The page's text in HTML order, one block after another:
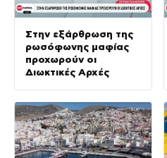
Στην εξάρθρωση της
ρωσόφωνης μαφίας
προχωρούν οι
Διωκτικές Αρχές